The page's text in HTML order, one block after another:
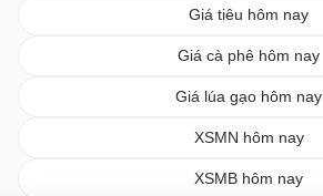
Giá tiêu hôm nay
Giá cà phê hôm nay
Giá lúa gạo hôm nay
XSMN hôm nay
XSMB hôm nay